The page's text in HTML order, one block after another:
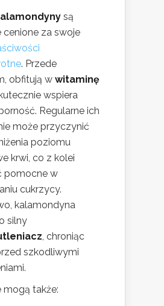
są
cenione za swoje
. Przede
obfitują w witaminę
wspiera
Regularne ich
może przyczynić
poziomu
krwi, co z kolei
pomocne w
cukrzycy.
kalamondyna
silny
, chroniąc
szkodliwymi
mogą także: